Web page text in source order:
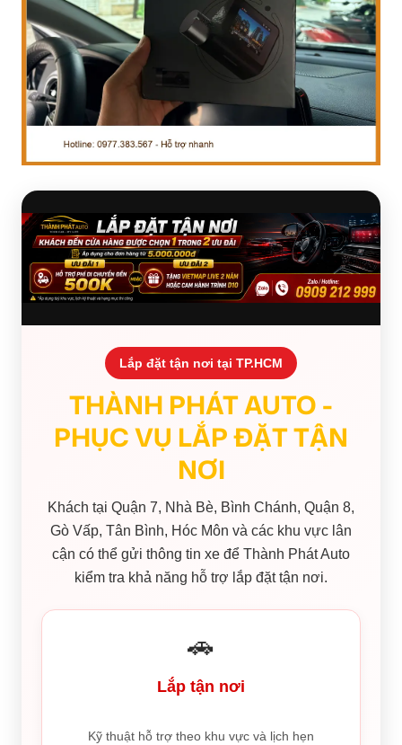
Lắp đặt tận nơi tại TP.HCM
THÀNH PHÁT AUTO -
PHỤC VỤ LẮP ĐẶT TẬN
NƠI
Khách tại Quận 7, Nhà Bè, Bình Chánh, Quận 8,
Gò Vấp, Tân Bình, Hóc Môn và các khu vực lân
cận có thể gửi thông tin xe để Thành Phát Auto
kiểm tra khả năng hỗ trợ lắp đặt tận nơi.
🚗
Lắp tận nơi
Kỹ thuật hỗ trợ theo khu vực và lịch hẹn